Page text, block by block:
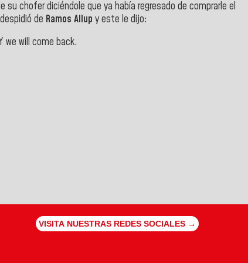
su chofer diciéndole que ya había regresado de comprarle el
de Ramos Allup y este le dijo:
we will come back.
VISITA NUESTRAS REDES SOCIALES →